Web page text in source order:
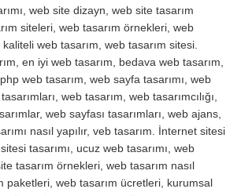
web site dizayn, web site tasarım
siteleri, web tasarım örnekleri, web
web tasarım, web tasarım sitesi.
en iyi web tasarım, bedava web tasarım,
web tasarım, web sayfa tasarımı, web
web tasarım, web tasarımcılığı,
web sayfası tasarımları, web ajans,
nasıl yapılır, veb tasarım. İnternet sitesi
tasarımı, ucuz web tasarımı, web
tasarım örnekleri, web tasarım nasıl
paketleri, web tasarım ücretleri, kurumsal